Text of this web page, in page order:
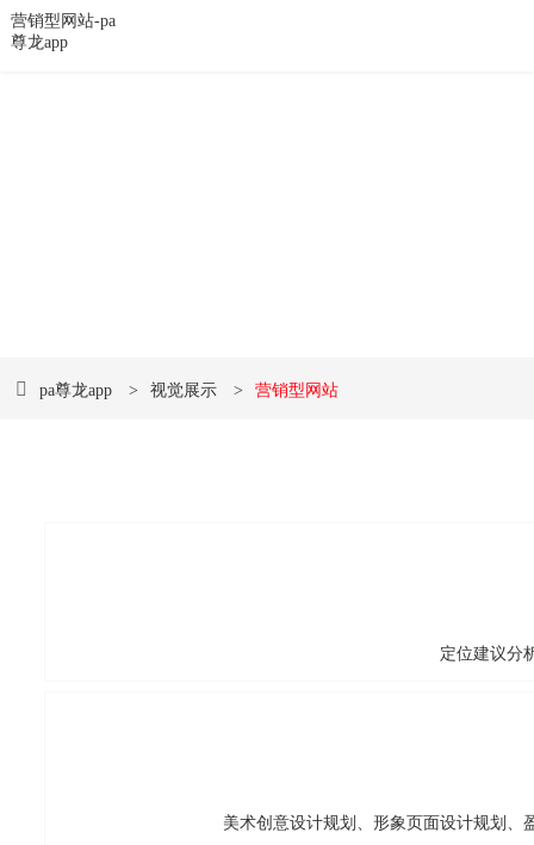
营销型网站-pa
尊龙app
pa尊龙app > 视觉展示 > 营销型网站
定位建议分
美术创意设计规划、形象页面设计规划、